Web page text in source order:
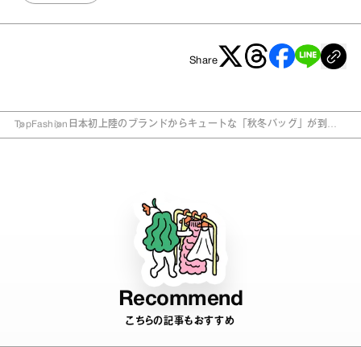
Share
TopFashion 日本初上陸のブランドからキュートな「秋冬バッグ」が到
Recommend
こちらの記事もおすすめ